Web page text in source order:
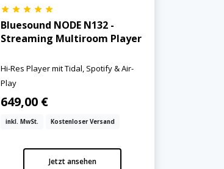
Bluesound NODE N132 -
Streaming Multiroom Player
Hi-Res Player mit Tidal, Spotify & Air-
Play
649,00 €
inkl. MwSt. Kostenloser Versand
Jetzt ansehen